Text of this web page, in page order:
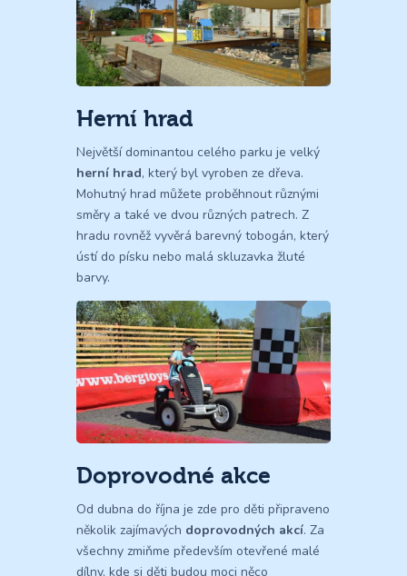
Herní hrad
Největší dominantou celého parku je velký
herní hrad, který byl vyroben ze dřeva.
Mohutný hrad můžete proběhnout různými
směry a také ve dvou různých patrech. Z
hradu rovněž vyvěrá barevný tobogán, který
ústí do písku nebo malá skluzavka žluté
barvy.
Doprovodné akce
Od dubna do října je zde pro děti připraveno
několik zajímavých doprovodných akcí. Za
všechny zmiňme především otevřené malé
dílny, kde si děti budou moci něco